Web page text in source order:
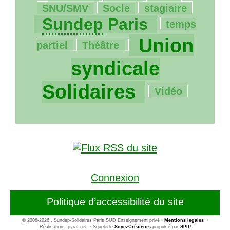
SNU/SMV
12/1174 Socle
70/1174 stagiaire
904/1174
Sundep Paris
4/1174
temps
partiel
28/1174
Théâtre
1174/1174
Union
syndicale
Solidaires
91/1174
Vidéo
Connexion
Politique d’accessibilité du site
©2006-2026 , Sundep-Solidaires Paris SUD Enseignement privé • Mentions légales
•
Réalisation : pyrat.net •Squelette SoyezCréateurspropulsé par SPIP